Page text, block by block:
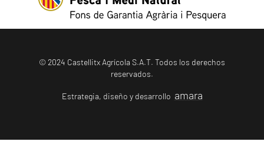
© 2024 Castellitx Agrícola S.A.T. Todos los derechos
reservados.
Estrategia, diseño y desarrollo amara